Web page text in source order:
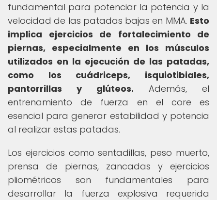
fundamental para potenciar la potencia y la
velocidad de las patadas bajas en MMA. Esto
implica ejercicios de fortalecimiento de
piernas, especialmente en los músculos
utilizados en la ejecución de las patadas,
como los cuádriceps, isquiotibiales,
pantorrillas y glúteos. Además, el
entrenamiento de fuerza en el core es
esencial para generar estabilidad y potencia
al realizar estas patadas.
Los ejercicios como sentadillas, peso muerto,
prensa de piernas, zancadas y ejercicios
pliométricos son fundamentales para
desarrollar la fuerza explosiva requerida